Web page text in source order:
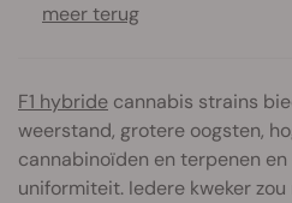
meer terug
F1 hybride cannabis strains
weerstand, grotere oogsten,
cannabinoïden en terpenen
uniformiteit. Iedere kweker